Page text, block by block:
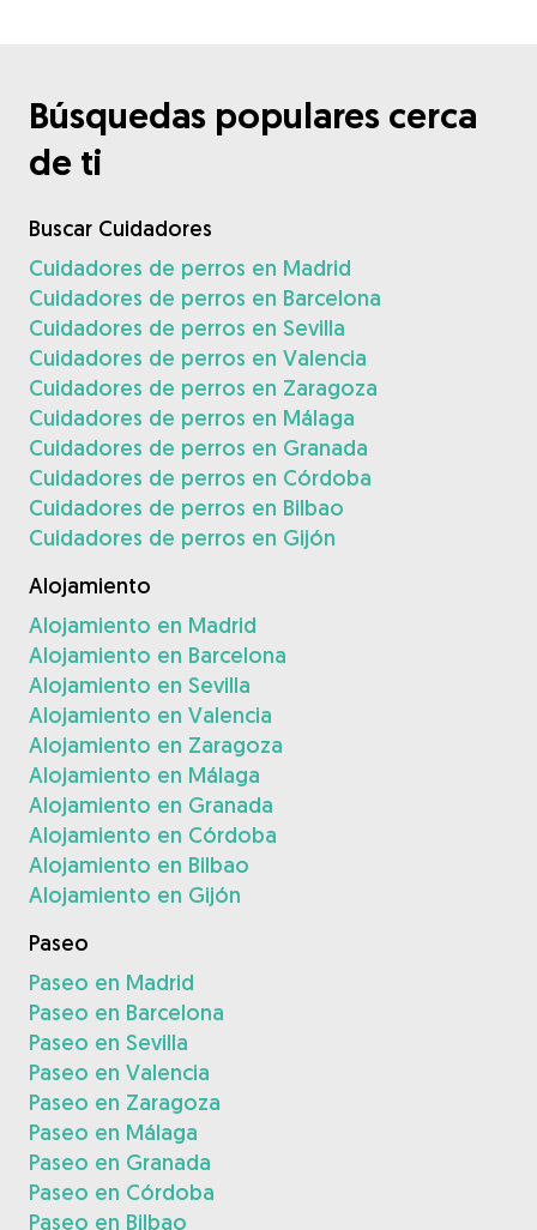
Búsquedas populares cerca
de ti
Buscar Cuidadores
Cuidadores de perros en Madrid
Cuidadores de perros en Barcelona
Cuidadores de perros en Sevilla
Cuidadores de perros en Valencia
Cuidadores de perros en Zaragoza
Cuidadores de perros en Málaga
Cuidadores de perros en Granada
Cuidadores de perros en Córdoba
Cuidadores de perros en Bilbao
Cuidadores de perros en Gijón
Alojamiento
Alojamiento en Madrid
Alojamiento en Barcelona
Alojamiento en Sevilla
Alojamiento en Valencia
Alojamiento en Zaragoza
Alojamiento en Málaga
Alojamiento en Granada
Alojamiento en Córdoba
Alojamiento en Bilbao
Alojamiento en Gijón
Paseo
Paseo en Madrid
Paseo en Barcelona
Paseo en Sevilla
Paseo en Valencia
Paseo en Zaragoza
Paseo en Málaga
Paseo en Granada
Paseo en Córdoba
Paseo en Bilbao